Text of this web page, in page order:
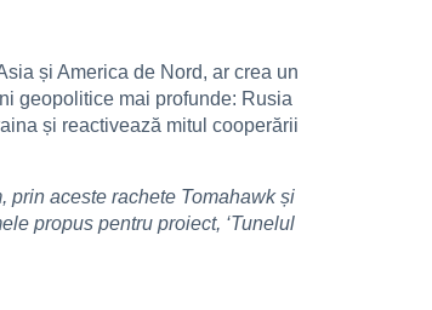
și America de Nord, ar crea un
geopolitice mai profunde: Rusia
și reactivează mitul cooperării
prin aceste rachete Tomahawk și
propus pentru proiect, ‘Tunelul